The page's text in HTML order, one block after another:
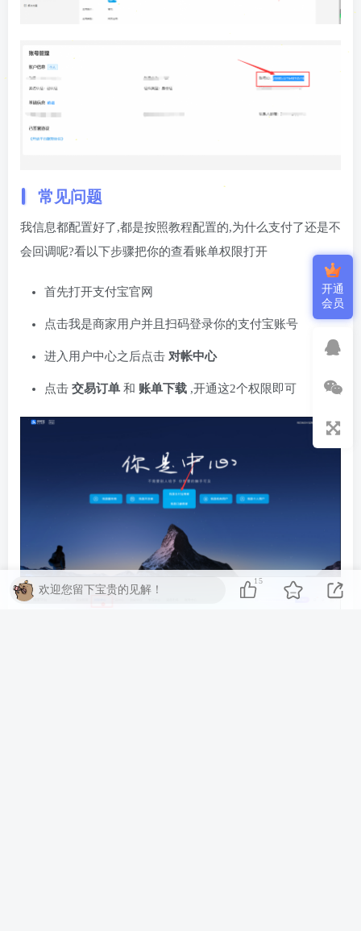
常见问题
我信息都配置好了,都是按照教程配置的,为什么支付了还是不
会回调呢?看以下步骤把你的查看账单权限打开
首先打开支付宝官网
点击我是商家用户并且扫码登录你的支付宝账号
进入用户中心之后点击 对帐中心
点击 交易订单 和 账单下载 ,开通这2个权限即可
欢迎您留下宝贵的见解！
15
开通
会员